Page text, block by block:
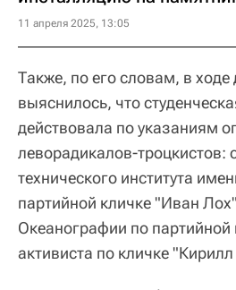
11 апреля 2025, 13:05
Также, по его словам, в ходе
выяснилось, что
действовала по указаниям
леворадикалов-троцкистов:
технического института
партийной кличке "Иван
Океанографии по
активиста по кличке